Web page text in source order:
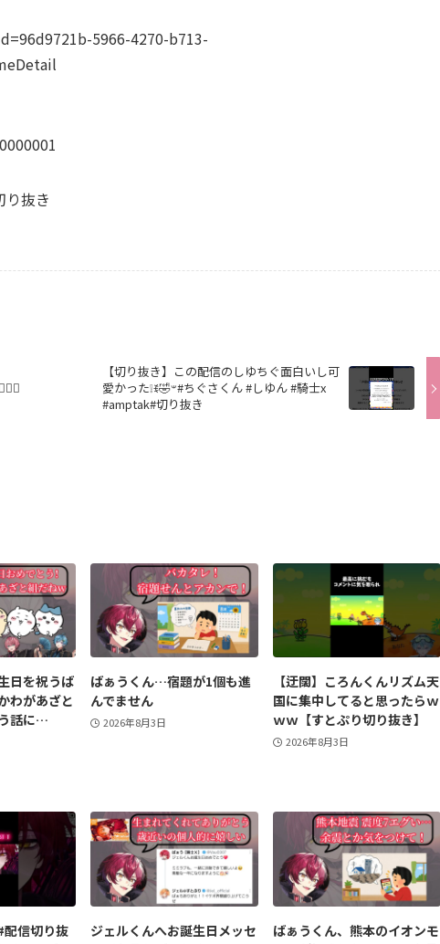
5966-4270-b713-
り抜き
【切り抜き】この配信のしゆちぐ面白いし可
愛かった❕ꉂ🤣‪‪‬‪𐤔#ちぐさくん #しゆん #騎士x
#amptak#切り抜き
日を祝うば
わがあざと
話に…
ばぁうくん…宿題が1個も進
んでません
2026年8月3日
【迂闊】ころんくんリズム天
国に集中してると思ったらｗ
ｗｗ【すとぷり切り抜き】
2026年8月3日
配信切り抜
ジェルくんへお誕生日メッセ
ばぁうくん、熊本のイオンモ